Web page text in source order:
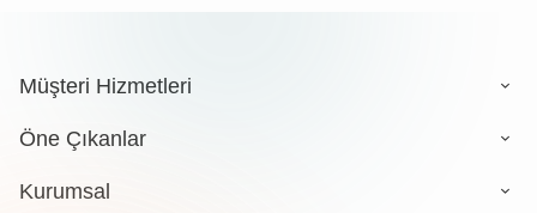
Müşteri Hizmetleri
Öne Çıkanlar
Kurumsal